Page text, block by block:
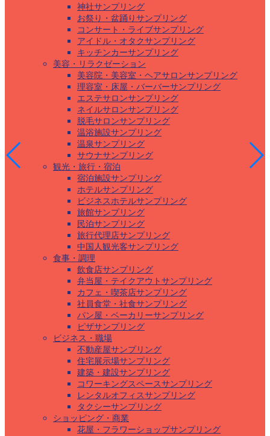
神社サンプリング
お祭り・盆踊りサンプリング
コンサート・ライブサンプリング
アイドル・オタクサンプリング
キッチンカーサンプリング
美容・リラクゼーション
美容院・美容室・ヘアサロンサンプリング
理容室・床屋・バーバーサンプリング
エステサロンサンプリング
ネイルサロンサンプリング
脱毛サロンサンプリング
温浴施設サンプリング
温泉サンプリング
サウナサンプリング
観光・旅行・宿泊
宿泊施設サンプリング
ホテルサンプリング
ビジネスホテルサンプリング
旅館サンプリング
民泊サンプリング
旅行代理店サンプリング
中国人観光客サンプリング
食事・調理
飲食店サンプリング
弁当屋・テイクアウトサンプリング
カフェ・喫茶店サンプリング
社員食堂・社食サンプリング
パン屋・ベーカリーサンプリング
ピザサンプリング
ビジネス・職場
不動産屋サンプリング
住宅展示場サンプリング
建築・建設サンプリング
コワーキングスペースサンプリング
レンタルオフィスサンプリング
タクシーサンプリング
ショッピング・商業
花屋・フラワーショップサンプリング